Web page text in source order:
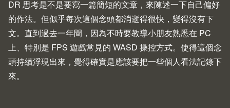
DR 思考是不是要寫一篇簡短的文章，來陳述一下自己偏好
的作法。但似乎每次這個念頭都消逝得很快，變得沒有下
文。直到過去一年間，因為不時要教導小朋友熟悉在 PC
上、特別是 FPS 遊戲常見的 WASD 操控方式。使得這個念
頭持續浮現出來，覺得確實是應該要把一些個人看法記錄下
來。